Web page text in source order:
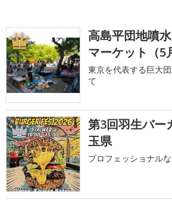
1
高島平団地噴
マーケット（5
東京を代表する巨大
て
2
第3回羽生バー
玉県
プロフェッショナル